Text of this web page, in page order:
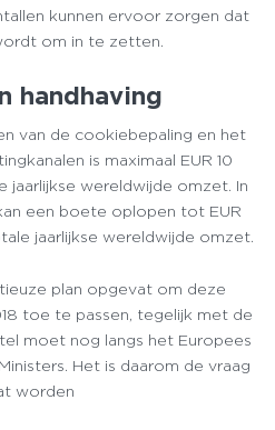
kunnen ervoor zorgen dat
om in te zetten.
handhaving
van de cookiebepaling en het
is maximaal EUR 10
jaarlijkse wereldwijde omzet. In
een boete oplopen tot EUR
jaarlijkse wereldwijde omzet.
plan opgevat om deze
toe te passen, tegelijk met de
moet nog langs het Europees
Het is daarom de vraag
worden